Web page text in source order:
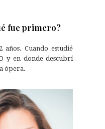
fue primero?
años. Cuando estudié
y en donde descubrí
ópera.